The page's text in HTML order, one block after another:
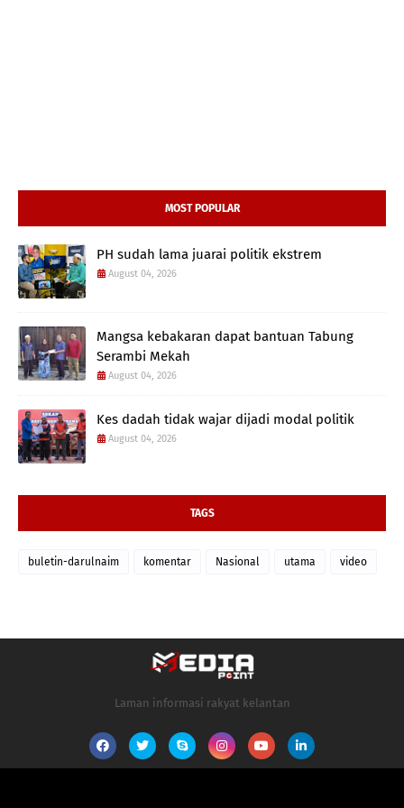
MOST POPULAR
PH sudah lama juarai politik ekstrem
August 04, 2026
Mangsa kebakaran dapat bantuan Tabung
Serambi Mekah
August 04, 2026
Kes dadah tidak wajar dijadi modal politik
August 04, 2026
TAGS
buletin-darulnaim komentar Nasional utama video
Laman informasi rakyat kelantan